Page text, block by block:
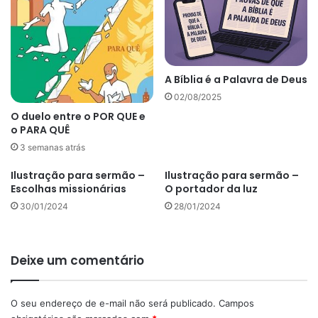
O duelo entre o POR QUE e
o PARA QUÊ
3 semanas atrás
A Bíblia é a Palavra de Deus
02/08/2025
Ilustração para sermão –
Escolhas missionárias
30/01/2024
Ilustração para sermão –
O portador da luz
28/01/2024
Deixe um comentário
O seu endereço de e-mail não será publicado. Campos